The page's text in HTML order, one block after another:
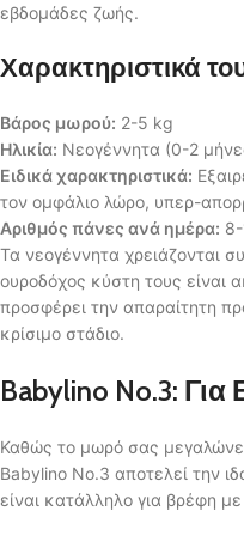
εβδομάδες ζωής.
Χαρακτηριστικά
Βάρος μωρού: 2-5 kg
Ηλικία: Νεογέννητα (0-2
Ειδικά χαρακτηριστικά:
τον ομφάλιο λώρο, υπερ-
Αριθμός πάνες ανά ημέρα:
Τα νεογέννητα χρειάζονται
ουροδόχος κύστη τους είναι
προσφέρει την απαραίτητη
κρίσιμο στάδιο.
Babylino No.3:
Καθώς το μωρό σας μεγαλώνει
Babylino No.3 αποτελεί την
είναι κατάλληλο για βρέφη